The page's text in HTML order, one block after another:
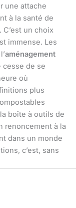
une attache
à la santé de
un choix
immense. Les
aménagement
cesse de se
où
plus
boîte à outils de
renoncement à la
dans un monde
c’est, sans